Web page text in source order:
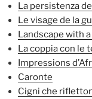
La persistenza
Le visage de la
Landscape with
La coppia con le
Impressions
Caronte
Cigni che